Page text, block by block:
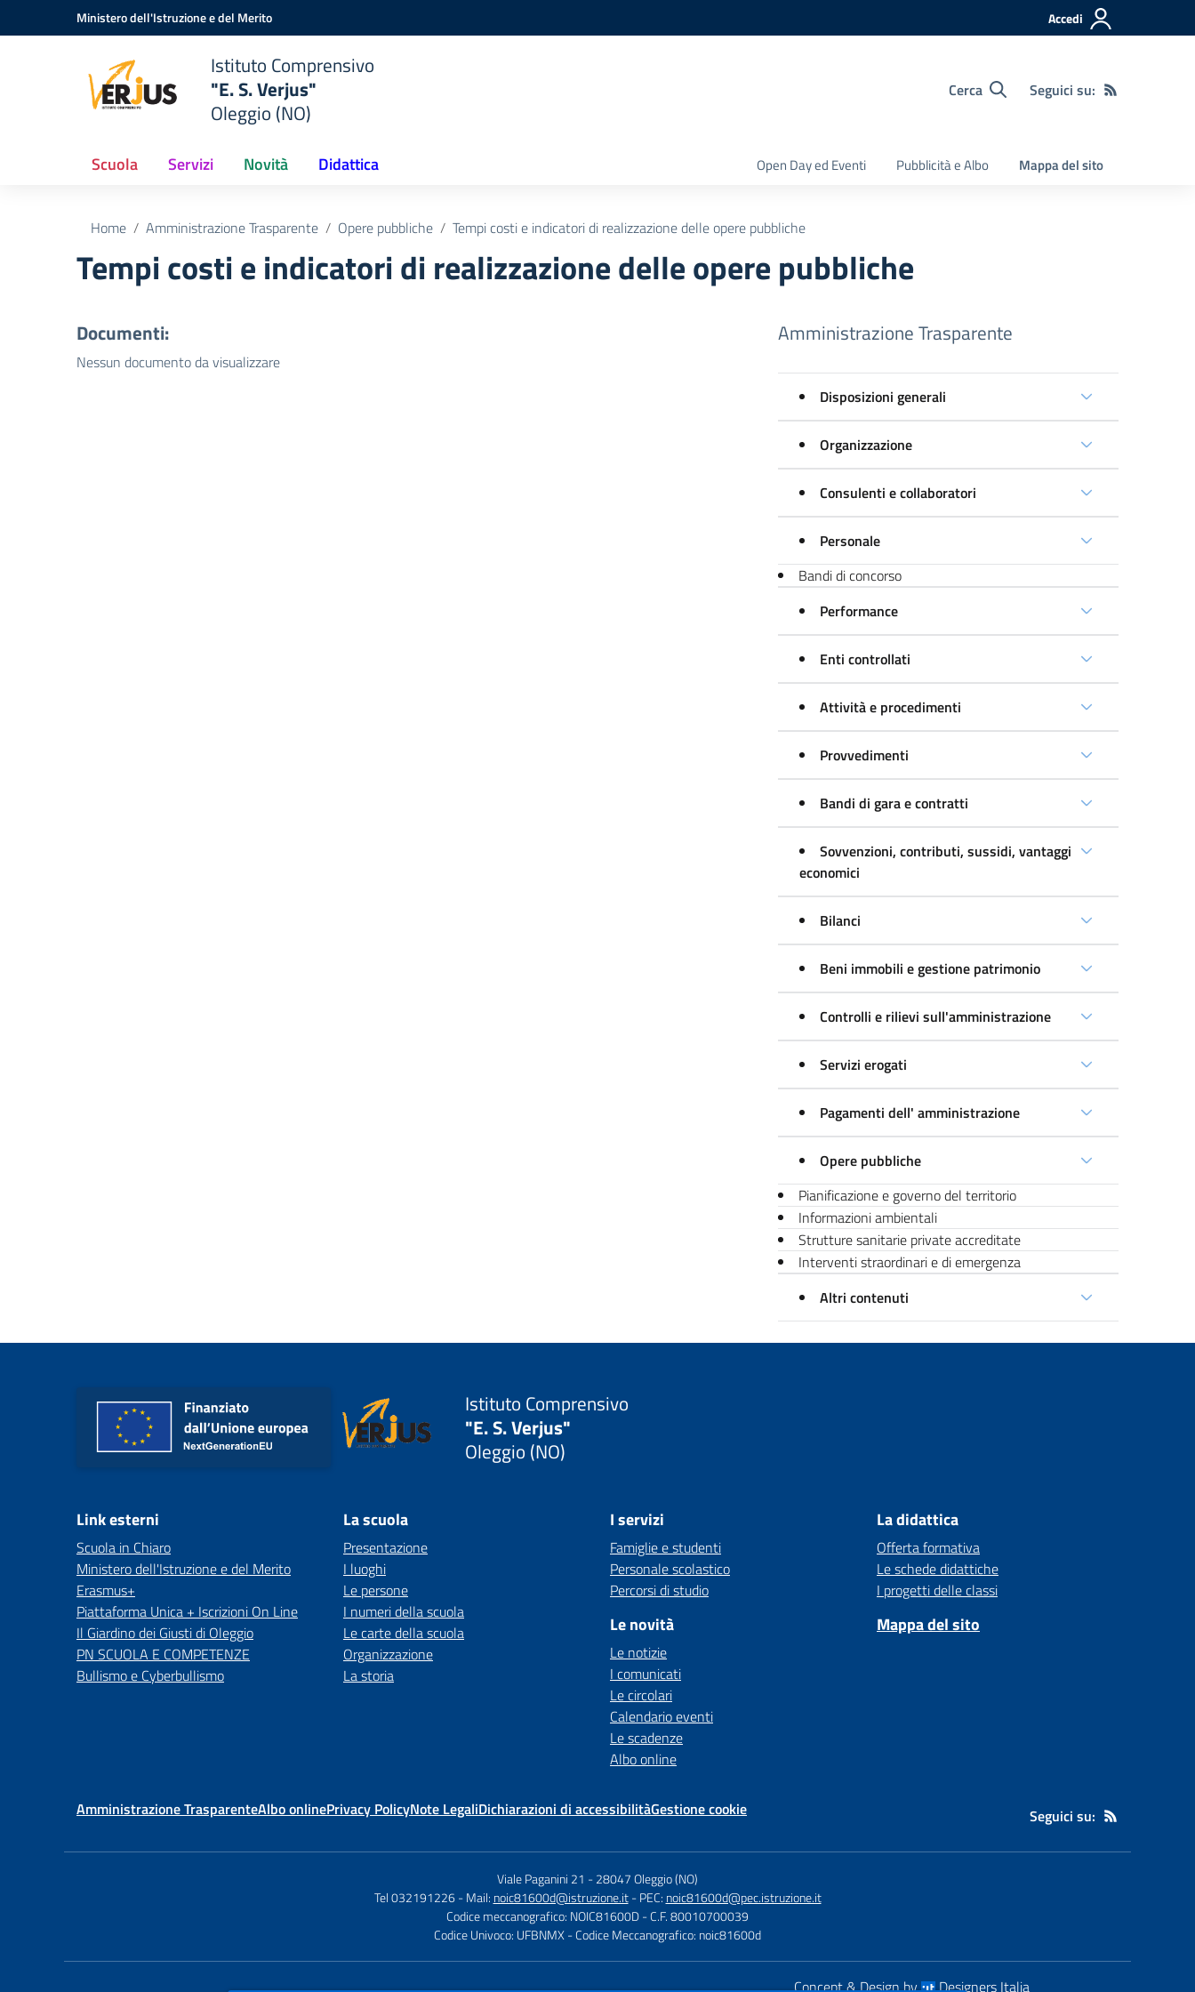
Vai ai contenuti
Vai al menu di navigazioneMinistero dell'Istruzione e del Merito Accedi
Istituto Comprensivo
"E. S. Verjus"
Oleggio (NO)
Cerca Seguici su:
Scuola Servizi Novità Didattica Open Day ed Eventi Pubblicità e Albo Mappa del sito
Home Amministrazione Trasparente Opere pubbliche Tempi costi e indicatori di realizzazione delle opere pubbliche
Tempi costi e indicatori di realizzazione delle opere pubbliche
Documenti:
Nessun documento da visualizzare
Amministrazione Trasparente
Disposizioni generali
Organizzazione
Consulenti e collaboratori
Personale
Bandi di concorso
Performance
Enti controllati
Attività e procedimenti
Provvedimenti
Bandi di gara e contratti
Sovvenzioni, contributi, sussidi, vantaggi
economici
Bilanci
Beni immobili e gestione patrimonio
Controlli e rilievi sull'amministrazione
Servizi erogati
Pagamenti dell' amministrazione
Opere pubbliche
Pianificazione e governo del territorio
Informazioni ambientali
Strutture sanitarie private accreditate
Interventi straordinari e di emergenza
Altri contenuti
Istituto Comprensivo
"E. S. Verjus"
Oleggio (NO)
Link esterni
Scuola in Chiaro
Ministero dell'Istruzione e del Merito
Erasmus+
Piattaforma Unica + Iscrizioni On Line
Il Giardino dei Giusti di Oleggio
PN SCUOLA E COMPETENZE
Bullismo e Cyberbullismo
La scuola
Presentazione
I luoghi
Le persone
I numeri della scuola
Le carte della scuola
Organizzazione
La storia
I servizi
Famiglie e studenti
Personale scolastico
Percorsi di studio
Le novità
Le notizie
I comunicati
Le circolari
Calendario eventi
Le scadenze
Albo online
La didattica
Offerta formativa
Le schede didattiche
I progetti delle classi
Mappa del sito
Amministrazione TrasparenteAlbo onlinePrivacy PolicyNote LegaliDichiarazioni di accessibilitàGestione cookie Seguici su:
Viale Paganini 21 -28047 Oleggio (NO)
Tel 032191226 - Mail: noic81600d@istruzione.it - PEC: noic81600d@pec.istruzione.it
Codice meccanografico: NOIC81600D- C.F. 80010700039
Codice Univoco: UFBNMX- Codice Meccanografico: noic81600d
Concept & Design by Designers Italia